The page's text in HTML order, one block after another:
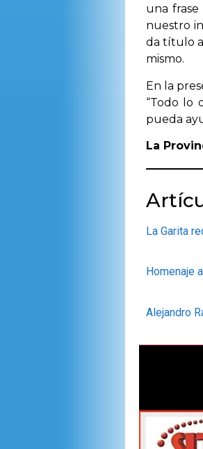
una
nuestro
da título
mismo.
En la
“Todo lo
pueda
La
La Garita
Homenaje
Alejandro